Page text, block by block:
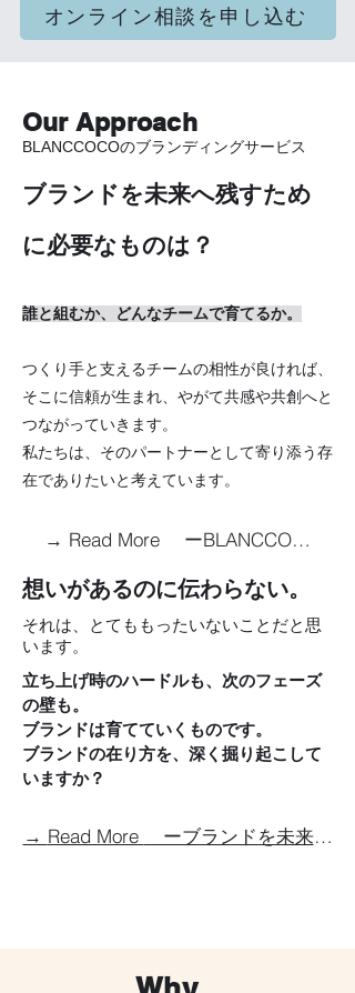
オンライン相談を申し込む
Our Approach
BLANCCOCOのブランディングサービス
ブランドを未来へ残すため
に必要なものは？​
誰と組むか、どんなチームで育てるか。
つくり手と支えるチームの相性が良ければ、
そこに信頼が生まれ、やがて共感や共創へと
つながっていきます。
私たちは、そのパートナーとして寄り添う存
在でありたいと考えています。
→ Read More ーBLANCCOCO
想いがあるのに伝わらない。
それは、とても​もったいないことだと思
います。
立ち上げ時のハードルも、次のフェーズ
の壁も。
ブランドは育てていくものです。
ブランドの在り方を、深く掘り起こして
いますか？
→ Read More ーブランドを未来